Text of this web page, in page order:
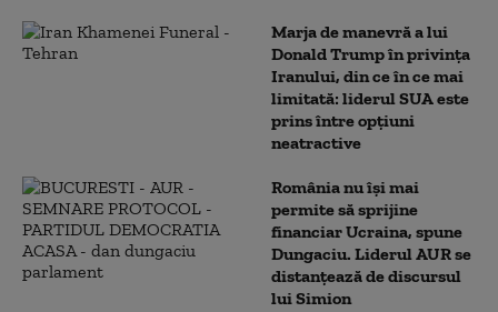
Marja de manevră a lui
Donald Trump în privința
Iranului, din ce în ce mai
limitată: liderul SUA este
prins între opțiuni
neatractive
România nu își mai
permite să sprijine
financiar Ucraina, spune
Dungaciu. Liderul AUR se
distanțează de discursul
lui Simion